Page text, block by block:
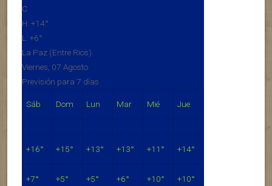
C
H: +14°
L: +6°
La Paz (Entre Rios)
Viernes, 07 Agosto
Previsión para 7 días
Sáb Dom Lun Mar Mié Jue
+16° +15° +13° +13° +11° +14°
+7° +5° +5° +6° +10° +10°